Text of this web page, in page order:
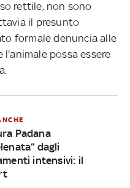
rettile, non sono
il presunto
formale denuncia alle
possa essere
Padana
dagli
intensivi: il